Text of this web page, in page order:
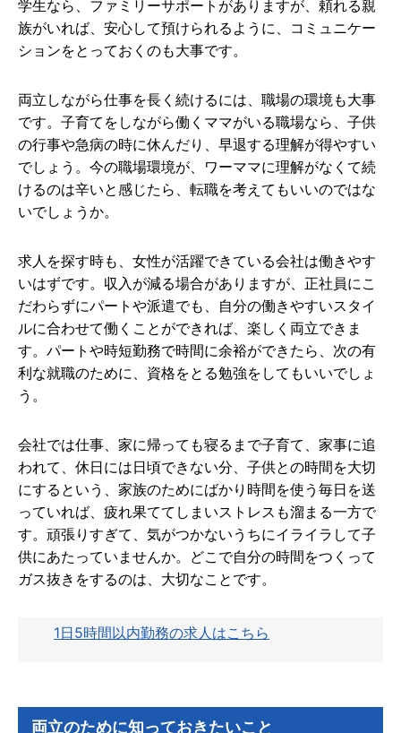
学生なら、ファミリーサポートがありますが、頼れる親
族がいれば、安心して預けられるように、コミュニケー
ションをとっておくのも大事です。
両立しながら仕事を長く続けるには、職場の環境も大事
です。子育てをしながら働くママがいる職場なら、子供
の行事や急病の時に休んだり、早退する理解が得やすい
でしょう。今の職場環境が、ワーママに理解がなくて続
けるのは辛いと感じたら、転職を考えてもいいのではな
いでしょうか。
求人を探す時も、女性が活躍できている会社は働きやす
いはずです。収入が減る場合がありますが、正社員にこ
だわらずにパートや派遣でも、自分の働きやすいスタイ
ルに合わせて働くことができれば、楽しく両立できま
す。パートや時短勤務で時間に余裕ができたら、次の有
利な就職のために、資格をとる勉強をしてもいいでしょ
う。
会社では仕事、家に帰っても寝るまで子育て、家事に追
われて、休日には日頃できない分、子供との時間を大切
にするという、家族のためにばかり時間を使う毎日を送
っていれば、疲れ果ててしまいストレスも溜まる一方で
す。頑張りすぎて、気がつかないうちにイライラして子
供にあたっていませんか。どこで自分の時間をつくって
ガス抜きをするのは、大切なことです。
1日5時間以内勤務の求人はこちら
両立のために知っておきたいこと